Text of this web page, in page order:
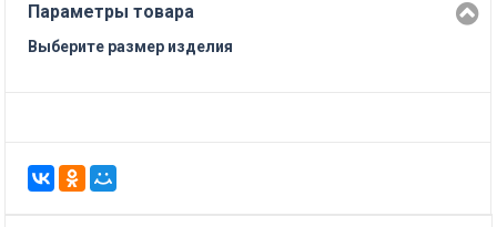
Параметры товара
Выберите размер изделия